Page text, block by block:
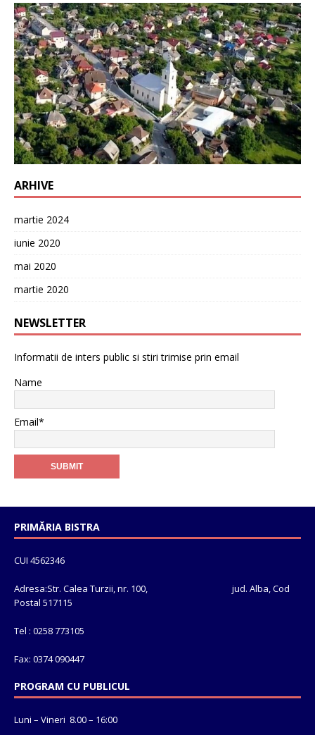
ARHIVE
martie 2024
iunie 2020
mai 2020
martie 2020
NEWSLETTER
Informatii de inters public si stiri trimise prin email
Name
Email*
PRIMĂRIA BISTRA
CUI 4562346
Adresa:Str. Calea Turzii, nr. 100, jud. Alba, Cod
Postal 517115
Tel : 0258 773105
Fax: 0374 090447
PROGRAM CU PUBLICUL
Luni – Vineri 8.00 – 16:00